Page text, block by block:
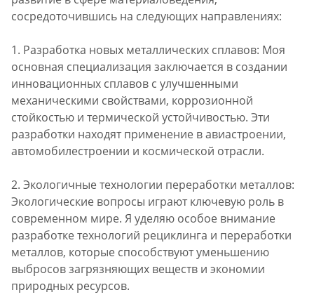
сосредоточившись на следующих направлениях:
1. Разработка новых металлических сплавов: Моя
основная специализация заключается в создании
инновационных сплавов с улучшенными
механическими свойствами, коррозионной
стойкостью и термической устойчивостью. Эти
разработки находят применение в авиастроении,
автомобилестроении и космической отрасли.
2. Экологичные технологии переработки металлов:
Экологические вопросы играют ключевую роль в
современном мире. Я уделяю особое внимание
разработке технологий рециклинга и переработки
металлов, которые способствуют уменьшению
выбросов загрязняющих веществ и экономии
природных ресурсов.